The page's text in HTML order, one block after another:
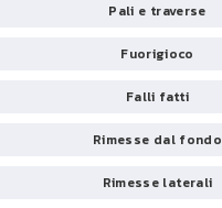
Pali e traverse
Fuorigioco
Falli fatti
Rimesse dal fondo
Rimesse laterali